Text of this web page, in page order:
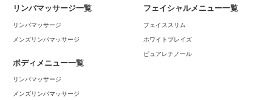
2023年4月
2023年3月
2023年2月
リンパマッサージ一覧
リンパマッサージ
メンズリンパマッサージ
フェイシャルメニュー一覧
フェイススリム
ホワイトブレイズ
ピュアレチノール
ボディメニュー一覧
リンパマッサージ
メンズリンパマッサージ